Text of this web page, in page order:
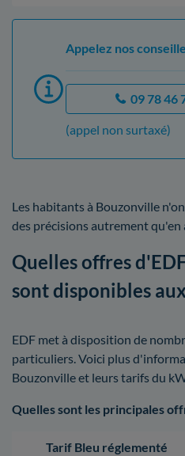
Appelez nos
09 78 46
(appel non surtaxé)
Les habitants à Bouzonville
des précisions autrement qu'en
Quelles offres
sont disponibles
EDF met à disposition de
particuliers. Voici plus
Bouzonville et leurs tarifs du
Quelles sont les principales
Tarif Bleu réglementé